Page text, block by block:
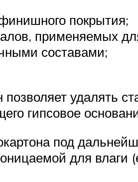
покрытия;
применяемых
составами;
удалять
гипсовое
под
для влаги